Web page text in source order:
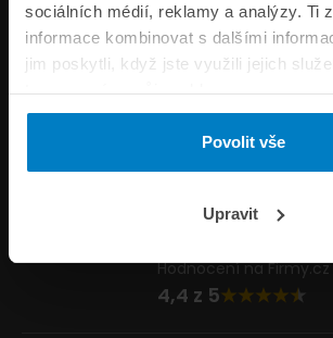
sociálních médií, reklamy a analýzy. Ti
informace kombinovat s dalšími
jim poskytli, když jste využili jejich
tomu prosím svůj souhlas.
Povolit vše
Upravit
Informace
ePojisteni.cz
Formuláře
Napište nám
Hodnocení na Firmy.cz
4,4 z 5